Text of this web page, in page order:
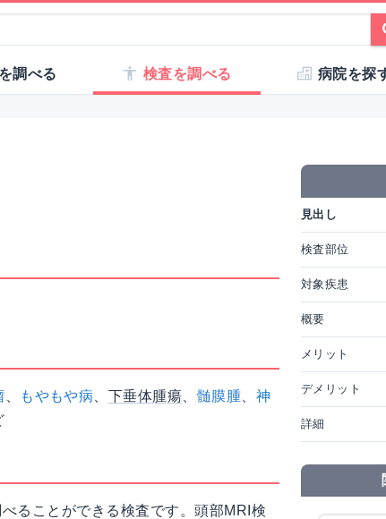
調べる 検査を調べる 病院を探
もやもや病 下垂体腫瘍 髄膜腫
神
ることができる検査です。頭部MRI検
見出し
検査部位
対象疾患
概要
メリット
デメリット
詳細